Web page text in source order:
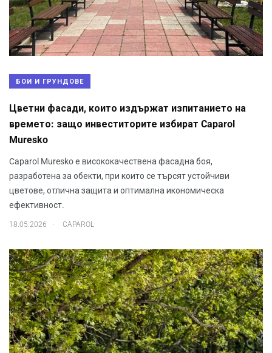
БОИ И ГРУНДОВЕ
Цветни фасади, които издържат изпитанието на
времето: защо инвеститорите избират Caparol
Muresko
Caparol Muresko е висококачествена фасадна боя,
разработена за обекти, при които се търсят устойчиви
цветове, отлична защита и оптимална икономическа
ефективност.
18.05.2026 . CAPAROL